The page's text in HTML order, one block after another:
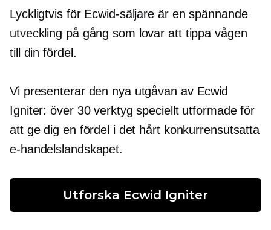
Lyckligtvis för Ecwid-säljare är en spännande
utveckling på gång som lovar att tippa vågen
till din fördel.
Vi presenterar den nya utgåvan av Ecwid
Igniter: över 30 verktyg speciellt utformade för
att ge dig en fördel i det hårt konkurrensutsatta
e-handelslandskapet.
Utforska Ecwid Igniter